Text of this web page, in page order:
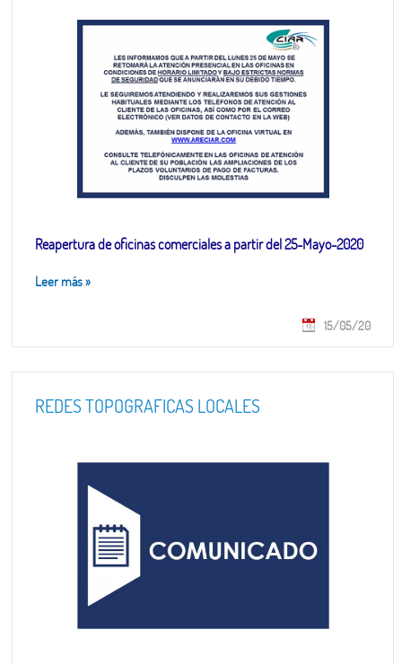
Reapertura de oficinas comerciales a partir del 25-Mayo-2020
Leer más»
15/05/20
REDES TOPOGRAFICAS LOCALES